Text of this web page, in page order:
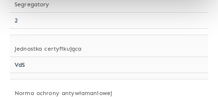
Segregatory
2
Jednostka certyfikująca
VdS
Norma ochrony antywłamaniowej